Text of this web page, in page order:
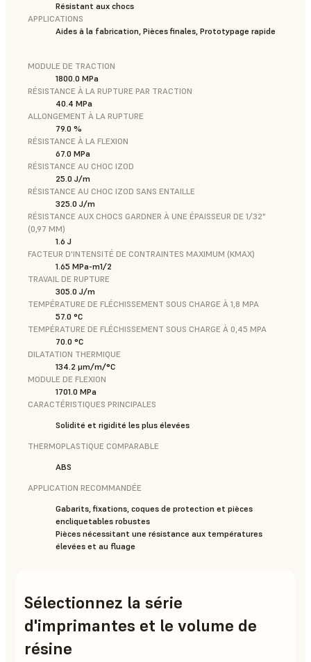
Résistant aux chocs
APPLICATIONS
Aides à la fabrication, Pièces finales, Prototypage rapide
MODULE DE TRACTION
1800.0 MPa
RÉSISTANCE À LA RUPTURE PAR TRACTION
40.4 MPa
ALLONGEMENT À LA RUPTURE
79.0 %
RÉSISTANCE À LA FLEXION
67.0 MPa
RÉSISTANCE AU CHOC IZOD
25.0 J/m
RÉSISTANCE AU CHOC IZOD SANS ENTAILLE
325.0 J/m
RÉSISTANCE AUX CHOCS GARDNER À UNE ÉPAISSEUR DE 1/32"
(0,97 MM)
1.6 J
FACTEUR D'INTENSITÉ DE CONTRAINTES MAXIMUM (KMAX)
1.65 MPa-m1/2
TRAVAIL DE RUPTURE
305.0 J/m
TEMPÉRATURE DE FLÉCHISSEMENT SOUS CHARGE À 1,8 MPA
57.0 °C
TEMPÉRATURE DE FLÉCHISSEMENT SOUS CHARGE À 0,45 MPA
70.0 °C
DILATATION THERMIQUE
134.2 μm/m/°C
MODULE DE FLEXION
1701.0 MPa
CARACTÉRISTIQUES PRINCIPALES
Solidité et rigidité les plus élevées
THERMOPLASTIQUE COMPARABLE
ABS
APPLICATION RECOMMANDÉE
Gabarits, fixations, coques de protection et pièces
encliquetables robustes
Pièces nécessitant une résistance aux températures
élevées et au fluage
Sélectionnez la série
d'imprimantes et le volume de
résine